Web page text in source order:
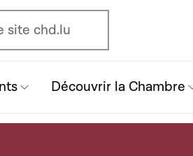
site chd.lu
Découvrir la Chambre